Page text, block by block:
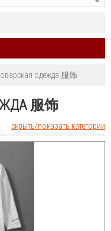
одежда 服饰
服饰
скрыть/показать категории